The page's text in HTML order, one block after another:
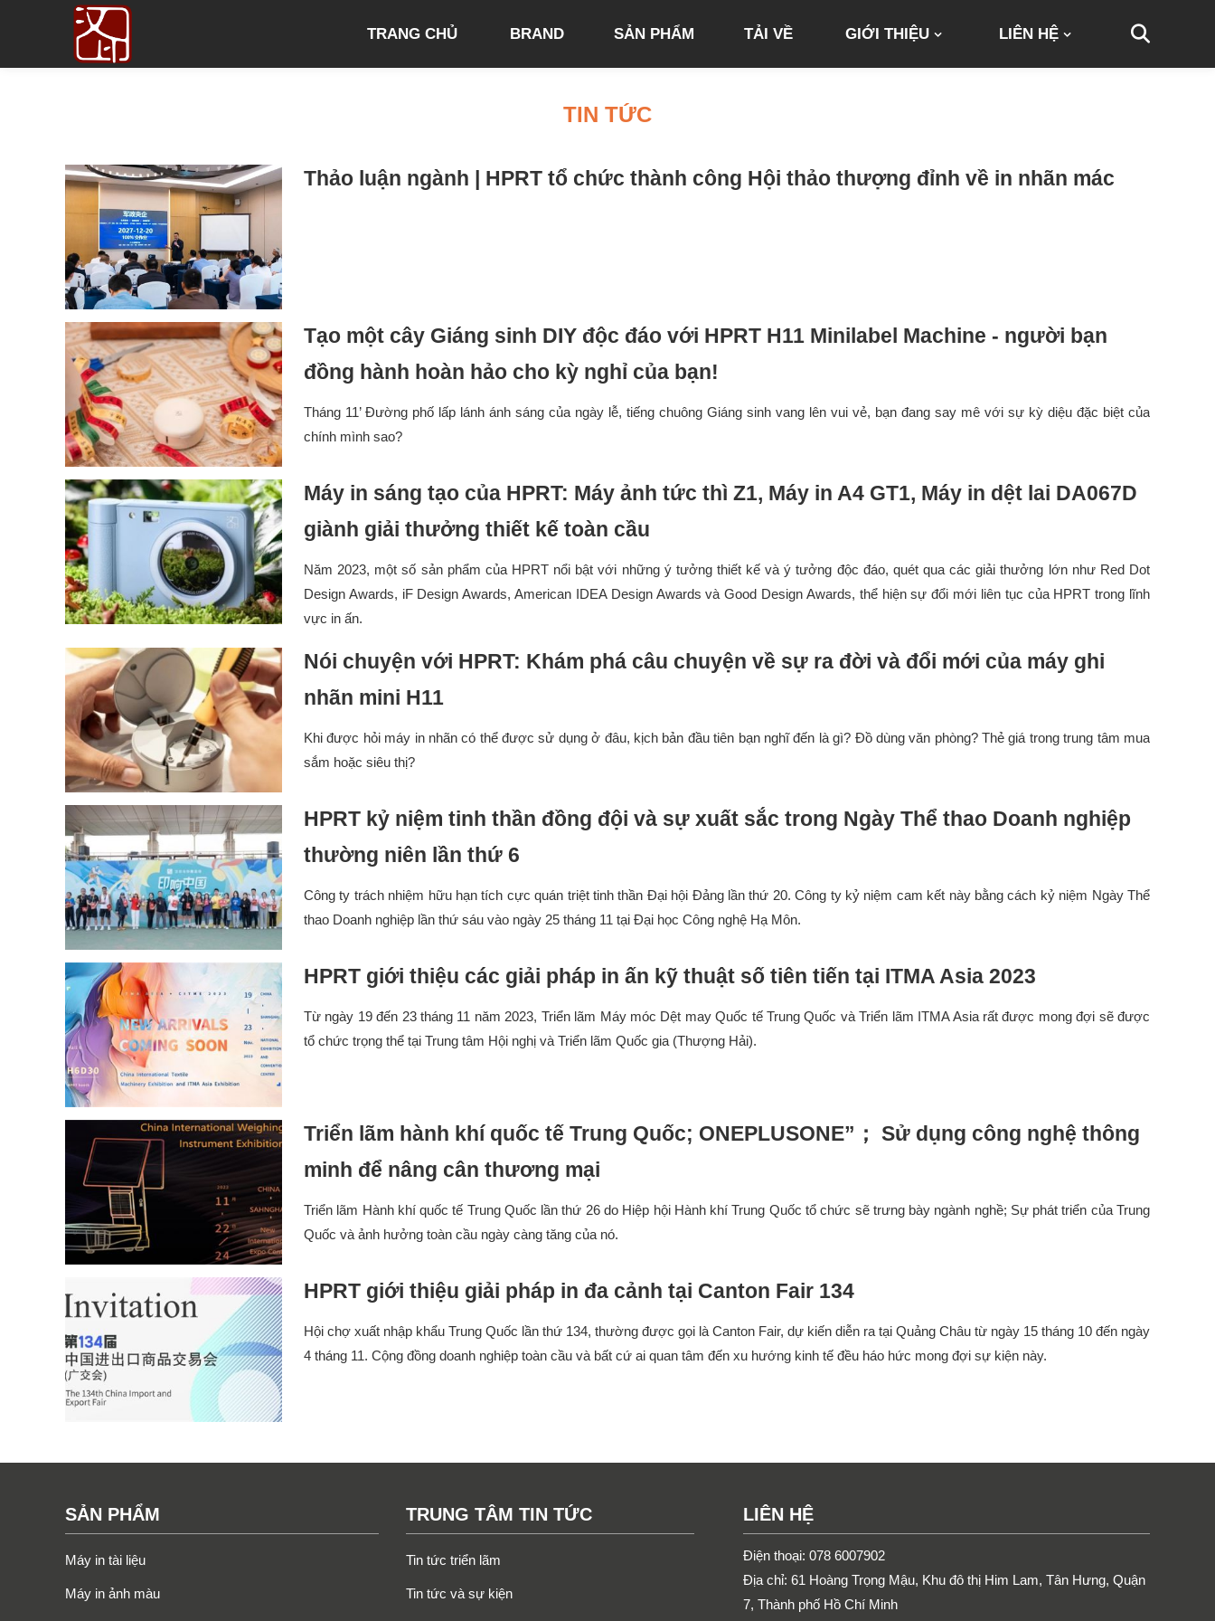
TRANG CHỦ BRAND SẢN PHẨM TẢI VỀ GIỚI THIỆU LIÊN HỆ
TIN TỨC
Thảo luận ngành | HPRT tổ chức thành công Hội thảo thượng đỉnh về in nhãn mác
Tạo một cây Giáng sinh DIY độc đáo với HPRT H11 Minilabel Machine - người bạn
đồng hành hoàn hảo cho kỳ nghỉ của bạn!
Tháng 11’ Đường phố lấp lánh ánh sáng của ngày lễ, tiếng chuông Giáng sinh vang lên vui vẻ, bạn đang say mê với sự kỳ diệu đặc biệt của
chính mình sao?
Máy in sáng tạo của HPRT: Máy ảnh tức thì Z1, Máy in A4 GT1, Máy in dệt lai DA067D
giành giải thưởng thiết kế toàn cầu
Năm 2023, một số sản phẩm của HPRT nổi bật với những ý tưởng thiết kế và ý tưởng độc đáo, quét qua các giải thưởng lớn như Red Dot
Design Awards, iF Design Awards, American IDEA Design Awards và Good Design Awards, thể hiện sự đổi mới liên tục của HPRT trong lĩnh
vực in ấn.
Nói chuyện với HPRT: Khám phá câu chuyện về sự ra đời và đổi mới của máy ghi
nhãn mini H11
Khi được hỏi máy in nhãn có thể được sử dụng ở đâu, kịch bản đầu tiên bạn nghĩ đến là gì? Đồ dùng văn phòng? Thẻ giá trong trung tâm mua
sắm hoặc siêu thị?
HPRT kỷ niệm tinh thần đồng đội và sự xuất sắc trong Ngày Thể thao Doanh nghiệp
thường niên lần thứ 6
Công ty trách nhiệm hữu hạn tích cực quán triệt tinh thần Đại hội Đảng lần thứ 20. Công ty kỷ niệm cam kết này bằng cách kỷ niệm Ngày Thể
thao Doanh nghiệp lần thứ sáu vào ngày 25 tháng 11 tại Đại học Công nghệ Hạ Môn.
HPRT giới thiệu các giải pháp in ấn kỹ thuật số tiên tiến tại ITMA Asia 2023
Từ ngày 19 đến 23 tháng 11 năm 2023, Triển lãm Máy móc Dệt may Quốc tế Trung Quốc và Triển lãm ITMA Asia rất được mong đợi sẽ được
tổ chức trọng thể tại Trung tâm Hội nghị và Triển lãm Quốc gia (Thượng Hải).
Triển lãm hành khí quốc tế Trung Quốc; ONEPLUSONE”； Sử dụng công nghệ thông
minh để nâng cân thương mại
Triển lãm Hành khí quốc tế Trung Quốc lần thứ 26 do Hiệp hội Hành khí Trung Quốc tổ chức sẽ trưng bày ngành nghề; Sự phát triển của Trung
Quốc và ảnh hưởng toàn cầu ngày càng tăng của nó.
HPRT giới thiệu giải pháp in đa cảnh tại Canton Fair 134
Hội chợ xuất nhập khẩu Trung Quốc lần thứ 134, thường được gọi là Canton Fair, dự kiến diễn ra tại Quảng Châu từ ngày 15 tháng 10 đến ngày
4 tháng 11. Cộng đồng doanh nghiệp toàn cầu và bất cứ ai quan tâm đến xu hướng kinh tế đều háo hức mong đợi sự kiện này.
SẢN PHẨM
Máy in tài liệu
Máy in ảnh màu
TRUNG TÂM TIN TỨC
Tin tức triển lãm
Tin tức và sự kiện
LIÊN HỆ
Điện thoại: 078 6007902
Địa chỉ: 61 Hoàng Trọng Mậu, Khu đô thị Him Lam, Tân Hưng, Quận
7, Thành phố Hồ Chí Minh